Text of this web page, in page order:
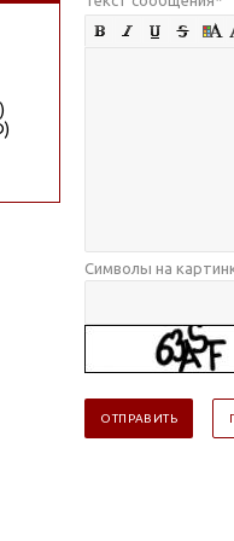
Символы на